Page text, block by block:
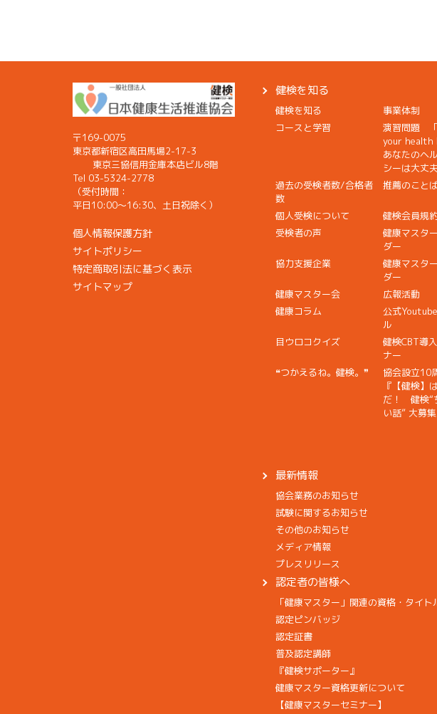
〒169-0075
東京都新宿区高田馬場2-17-3
東京三協信用金庫本店ビル8階
Tel 03-5324-2778
（受付時間：
平日10:00〜16:30、土日祝除く）
個人情報保護方針
サイトポリシー
特定商取引法に基づく表示
サイトマップ
健検を知る
健検を知る
事業体制
コースと学習
演習問題
your
あなたのヘ
シーは大丈
過去の受検者数/合格者
数
推薦のこと
個人受検について
健検会員規
受検者の声
健康マスタ
ダー
協力支援企業
健康マスタ
ダー
健康マスター会
広報活動
健康コラム
公式
ル
目ウロコクイズ
健検CBT導
ナー
❝つかえるね。健検。❞
協会設立10
『【健検】
だ！ 健検“
い話” 大募
最新情報
協会業務のお知らせ
試験に関するお知らせ
その他のお知らせ
メディア情報
プレスリリース
認定者の皆様へ
「健康マスター」関連の資格・タイ
認定ピンバッジ
認定証書
普及認定講師
『健検サポーター』
健康マスター資格更新について
【健康マスターセミナー】